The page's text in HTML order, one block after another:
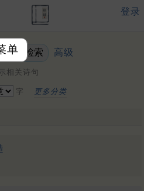
单
登录
高级
相关诗句
字 更多分类